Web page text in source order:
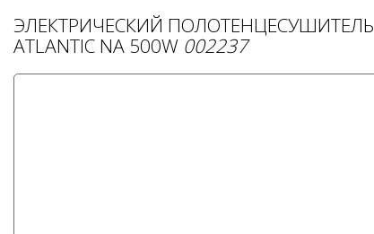
ЭЛЕКТРИЧЕСКИЙ ПОЛОТЕНЦЕСУШИТЕЛЬ
ATLANTIC NA 500W 002237